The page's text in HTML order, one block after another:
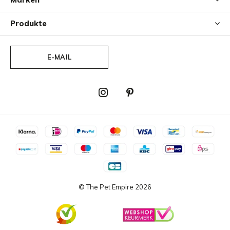
wir Zampa über Nacht einwirken zu lassen.
Produkte
E-MAIL
© The Pet Empire 2026